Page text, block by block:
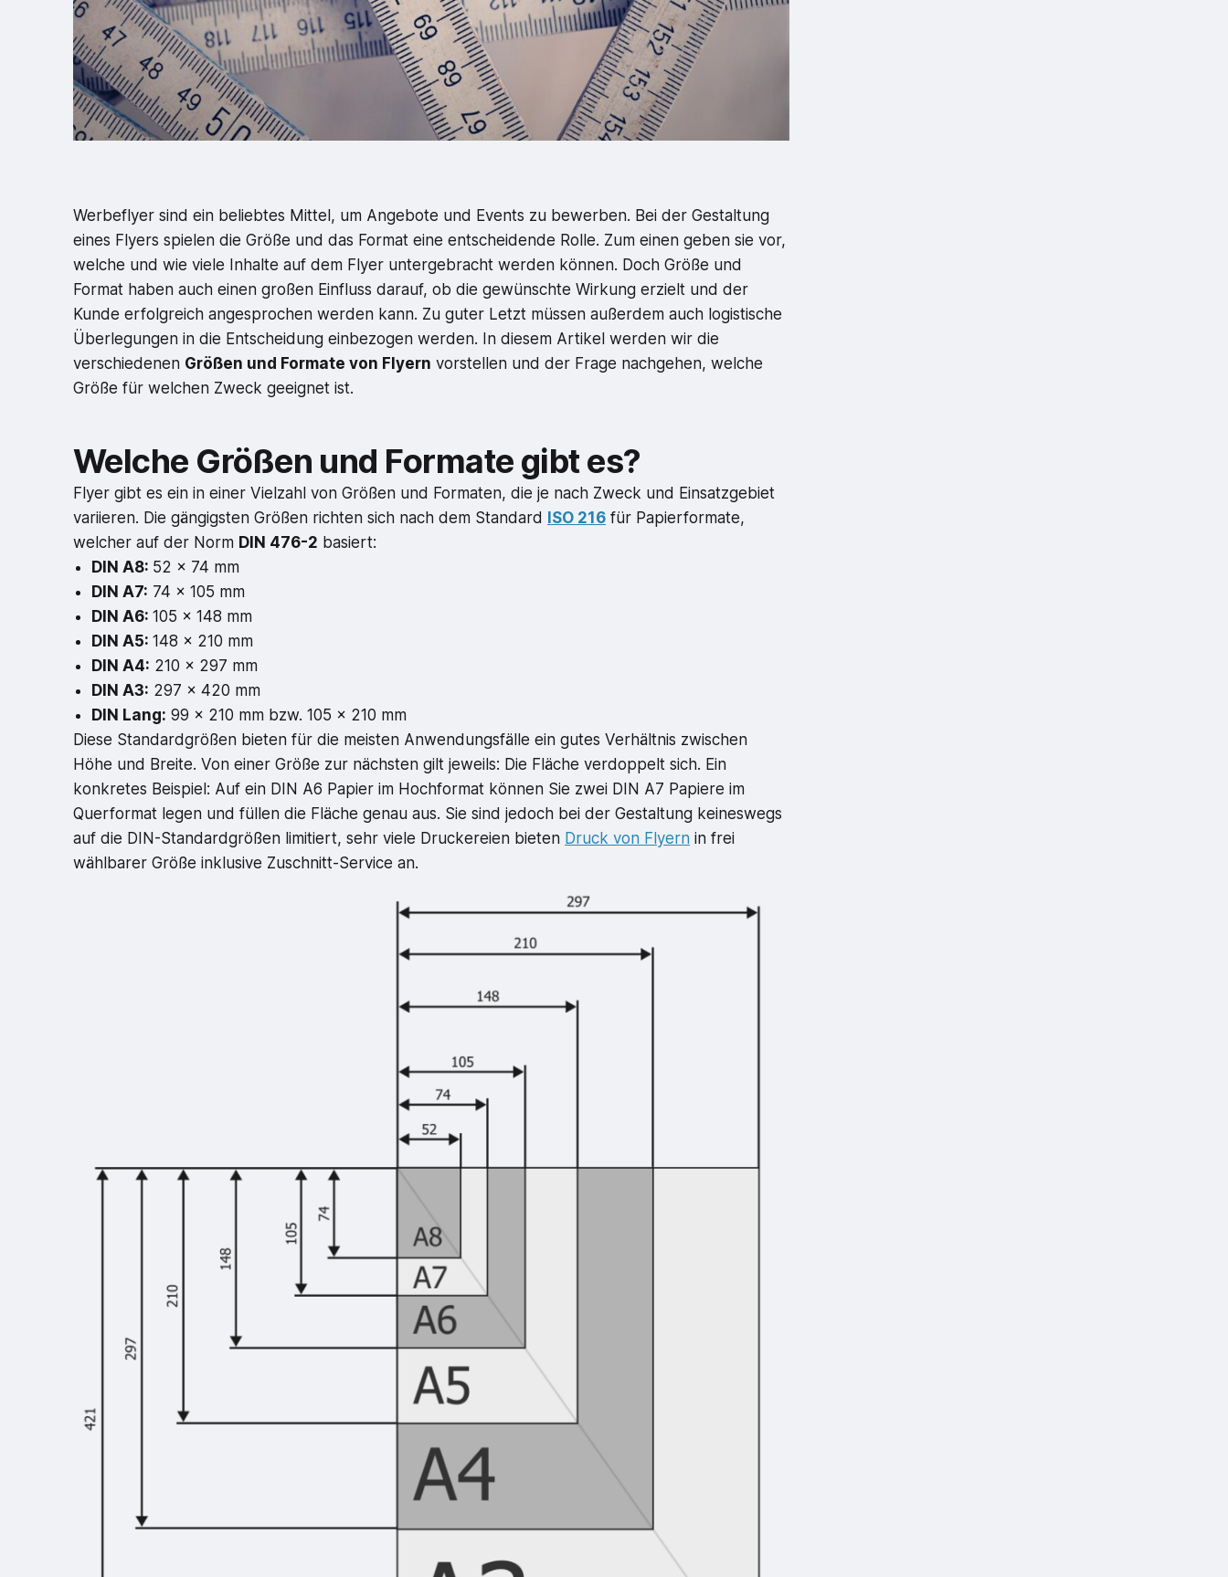
Werbeflyer sind ein beliebtes Mittel, um Angebote und Events zu bewerben. Bei der Gestaltung
eines Flyers spielen die Größe und das Format eine entscheidende Rolle. Zum einen geben sie vor,
welche und wie viele Inhalte auf dem Flyer untergebracht werden können. Doch Größe und
Format haben auch einen großen Einfluss darauf, ob die gewünschte Wirkung erzielt und der
Kunde erfolgreich angesprochen werden kann. Zu guter Letzt müssen außerdem auch logistische
Überlegungen in die Entscheidung einbezogen werden. In diesem Artikel werden wir die
verschiedenen Größen und Formate von Flyern vorstellen und der Frage nachgehen, welche
Größe für welchen Zweck geeignet ist.
Welche Größen und Formate gibt es?
Flyer gibt es ein in einer Vielzahl von Größen und Formaten, die je nach Zweck und Einsatzgebiet
variieren. Die gängigsten Größen richten sich nach dem Standard
ISO 216 für Papierformate,
welcher auf der Norm DIN 476-2 basiert:
DIN A8: 52 x 74 mm
DIN A7: 74 x 105 mm
DIN A6:105 x 148 mm
DIN A5:148 x 210 mm
DIN A4: 210 x 297 mm
DIN A3: 297 x 420 mm
DIN Lang: 99 x 210 mm bzw. 105 x 210 mm
Diese Standardgrößen bieten für die meisten Anwendungsfälle ein gutes Verhältnis zwischen
Höhe und Breite. Von einer Größe zur nächsten gilt jeweils: Die Fläche verdoppelt sich. Ein
konkretes Beispiel: Auf ein DIN A6 Papier im Hochformat können Sie zwei DIN A7 Papiere im
Querformat legen und füllen die Fläche genau aus. Sie sind jedoch bei der Gestaltung keineswegs
auf die DIN-Standardgrößen limitiert, sehr viele Druckereien bieten Druck von Flyern in frei
wählbarer Größe inklusive Zuschnitt-Service an.